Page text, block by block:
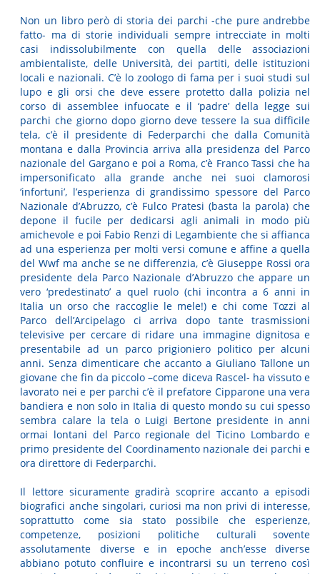
Non un libro però di storia dei parchi -che pure andrebbe
fatto- ma di storie individuali sempre intrecciate in molti
casi indissolubilmente con quella delle associazioni
ambientaliste, delle Università, dei partiti, delle istituzioni
locali e nazionali. C’è lo zoologo di fama per i suoi studi sul
lupo e gli orsi che deve essere protetto dalla polizia nel
corso di assemblee infuocate e il ‘padre’ della legge sui
parchi che giorno dopo giorno deve tessere la sua difficile
tela, c’è il presidente di Federparchi che dalla Comunità
montana e dalla Provincia arriva alla presidenza del Parco
nazionale del Gargano e poi a Roma, c’è Franco Tassi che ha
impersonificato alla grande anche nei suoi clamorosi
‘infortuni’, l’esperienza di grandissimo spessore del Parco
Nazionale d’Abruzzo, c’è Fulco Pratesi (basta la parola) che
depone il fucile per dedicarsi agli animali in modo più
amichevole e poi Fabio Renzi di Legambiente che si affianca
ad una esperienza per molti versi comune e affine a quella
del Wwf ma anche se ne differenzia, c’è Giuseppe Rossi ora
presidente dela Parco Nazionale d’Abruzzo che appare un
vero ‘predestinato’ a quel ruolo (chi incontra a 6 anni in
Italia un orso che raccoglie le mele!) e chi come Tozzi al
Parco dell’Arcipelago ci arriva dopo tante trasmissioni
televisive per cercare di ridare una immagine dignitosa e
presentabile ad un parco prigioniero politico per alcuni
anni. Senza dimenticare che accanto a Giuliano Tallone un
giovane che fin da piccolo –come diceva Rascel- ha vissuto e
lavorato nei e per parchi c’è il prefatore Cipparone una vera
bandiera e non solo in Italia di questo mondo su cui spesso
sembra calare la tela o Luigi Bertone presidente in anni
ormai lontani del Parco regionale del Ticino Lombardo e
primo presidente del Coordinamento nazionale dei parchi e
ora direttore di Federparchi.
Il lettore sicuramente gradirà scoprire accanto a episodi
biografici anche singolari, curiosi ma non privi di interesse,
soprattutto come sia stato possibile che esperienze,
competenze, posizioni politiche culturali sovente
assolutamente diverse e in epoche anch’esse diverse
abbiano potuto confluire e incontrarsi su un terreno così